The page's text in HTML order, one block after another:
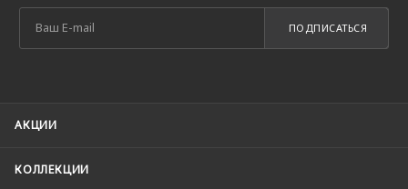
ПОДПИСАТЬСЯ
АКЦИИ
КОЛЛЕКЦИИ